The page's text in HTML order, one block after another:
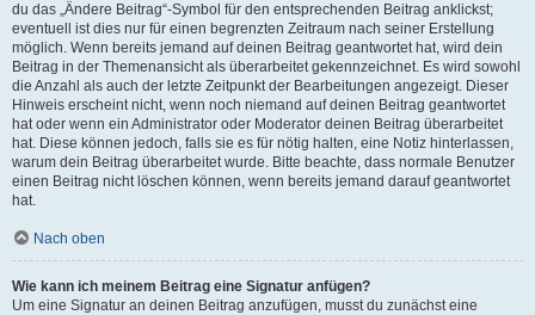
du das „Ändere Beitrag“-Symbol für den entsprechenden Beitrag anklickst;
eventuell ist dies nur für einen begrenzten Zeitraum nach seiner Erstellung
möglich. Wenn bereits jemand auf deinen Beitrag geantwortet hat, wird dein
Beitrag in der Themenansicht als überarbeitet gekennzeichnet. Es wird sowohl
die Anzahl als auch der letzte Zeitpunkt der Bearbeitungen angezeigt. Dieser
Hinweis erscheint nicht, wenn noch niemand auf deinen Beitrag geantwortet
hat oder wenn ein Administrator oder Moderator deinen Beitrag überarbeitet
hat. Diese können jedoch, falls sie es für nötig halten, eine Notiz hinterlassen,
warum dein Beitrag überarbeitet wurde. Bitte beachte, dass normale Benutzer
einen Beitrag nicht löschen können, wenn bereits jemand darauf geantwortet
hat.
Nach oben
Wie kann ich meinem Beitrag eine Signatur anfügen?
Um eine Signatur an deinen Beitrag anzufügen, musst du zunächst eine